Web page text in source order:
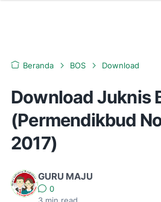
Beranda BOS Download
Download Juknis
(Permendikbud
2017)
GURU MAJU
0